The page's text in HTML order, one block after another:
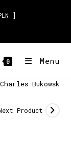
]
0 Menu
Bukowski
Product